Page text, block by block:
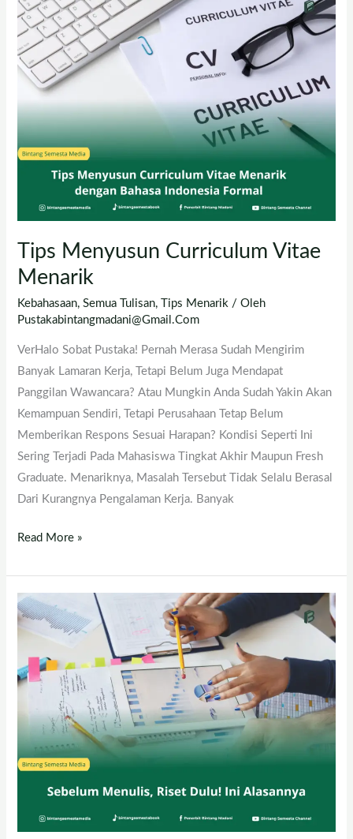
Tips Menyusun Curriculum Vitae
Menarik
Kebahasaan,Semua Tulisan,Tips Menarik / Oleh
Pustakabintangmadani@gmail.com
VerHalo Sobat Pustaka! Pernah Merasa Sudah Mengirim
Banyak Lamaran Kerja, Tetapi Belum Juga Mendapat
Panggilan Wawancara? Atau Mungkin Anda Sudah Yakin Akan
Kemampuan Sendiri, Tetapi Perusahaan Tetap Belum
Memberikan Respons Sesuai Harapan? Kondisi Seperti Ini
Sering Terjadi Pada Mahasiswa Tingkat Akhir Maupun Fresh
Graduate. Menariknya, Masalah Tersebut Tidak Selalu Berasal
Dari Kurangnya Pengalaman Kerja. Banyak
Menyusun
Curriculum
Vitae
Menarik
Read More »
Sebelum
Menulis,
Dulu!
Ini
Alasannya